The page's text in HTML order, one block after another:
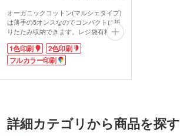
オーガニックコットン(マルシェタイプ)
は薄手の5オンスなのでコンパクトに折
りたたみ収納できます。レジ袋有料化で
必需品となったエコバッグとしても使え
ます。
通常のBOXティッシュなら4箱入れても
ので普段使いのサブバッグに大活躍。
す。
1色印刷・2色印刷・フルカラー転写印刷
1色印刷
2色印刷
フルカラー印刷
詳細カテゴリから商品を探す